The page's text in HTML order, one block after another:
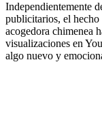
Independientemente
publicitarios, el hecho
acogedora chimenea
visualizaciones en
algo nuevo y